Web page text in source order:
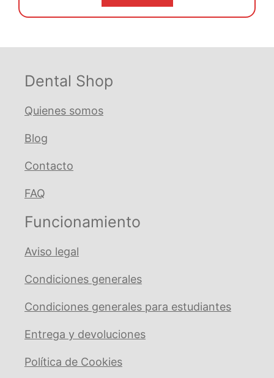
€ 19,69.€ 18,71.
Dental Shop
Quienes somos
Blog
Contacto
FAQ
Funcionamiento
Aviso legal
Condiciones generales
Condiciones generales para estudiantes
Entrega y devoluciones
Política de Cookies